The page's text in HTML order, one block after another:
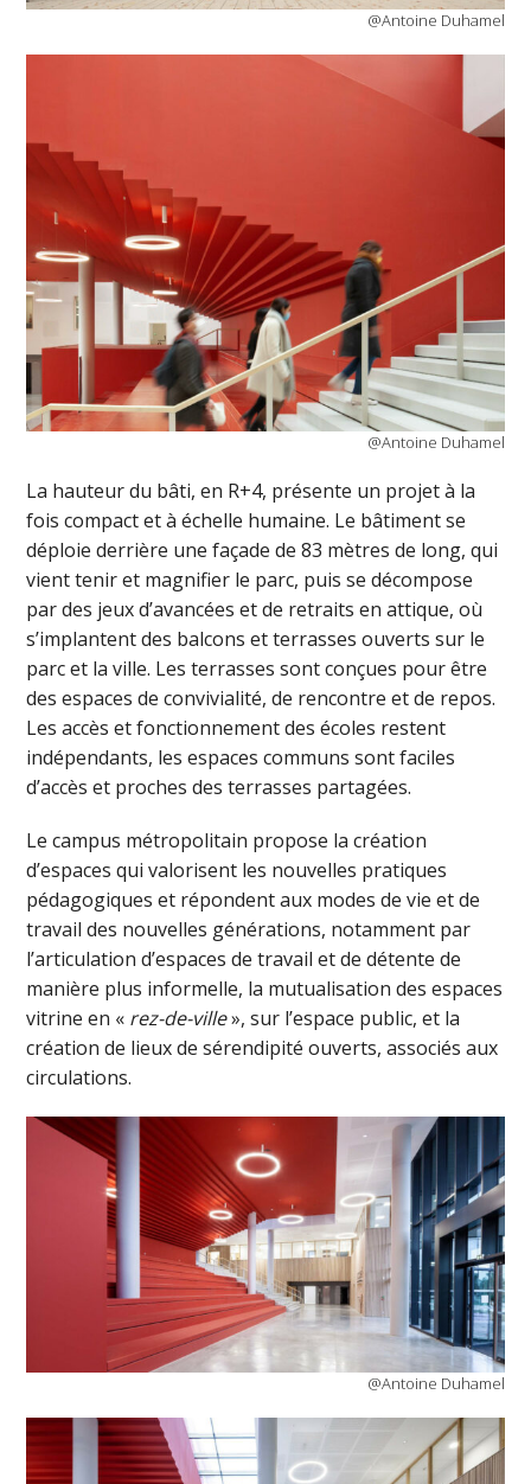
@Antoine Duhamel
@Antoine Duhamel
La hauteur du bâti, en R+4, présente un projet à la
fois compact et à échelle humaine. Le bâtiment se
déploie derrière une façade de 83 mètres de long, qui
vient tenir et magnifier le parc, puis se décompose
par des jeux d’avancées et de retraits en attique, où
s’implantent des balcons et terrasses ouverts sur le
parc et la ville. Les terrasses sont conçues pour être
des espaces de convivialité, de rencontre et de repos.
Les accès et fonctionnement des écoles restent
indépendants, les espaces communs sont faciles
d’accès et proches des terrasses partagées.
Le campus métropolitain propose la création
d’espaces qui valorisent les nouvelles pratiques
pédagogiques et répondent aux modes de vie et de
travail des nouvelles générations, notamment par
l’articulation d’espaces de travail et de détente de
manière plus informelle, la mutualisation des espaces
vitrine en « rez-de-ville», sur l’espace public, et la
création de lieux de sérendipité ouverts, associés aux
circulations.
@Antoine Duhamel